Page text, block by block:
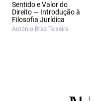
Sentido e Valor do
Direito — Introdução à
Filosofia Jurídica
António Braz Teixeira